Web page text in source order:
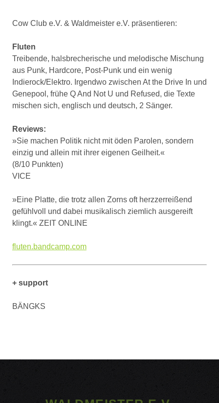
Cow Club e.V. & Waldmeister e.V. präsentieren:
Fluten
Treibende, halsbrecherische und melodische Mischung
aus Punk, Hardcore, Post-Punk und ein wenig
Indierock/Elektro. Irgendwo zwischen At the Drive In und
Genepool, frühe Q And Not U und Refused, die Texte
mischen sich, englisch und deutsch, 2 Sänger.
Reviews:
»Sie machen Politik nicht mit öden Parolen, sondern
einzig und allein mit ihrer eigenen Geilheit.«
(8/10 Punkten)
VICE
»Eine Platte, die trotz allen Zorns oft herzzerreißend
gefühlvoll und dabei musikalisch ziemlich ausgereift
klingt.« ZEIT ONLINE
fluten.bandcamp.com
+ support
BÄNGKS